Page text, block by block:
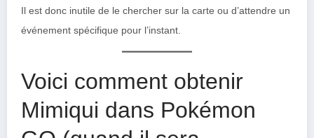
Il est donc inutile de le chercher sur la carte ou d’attendre un
événement spécifique pour l’instant.
Voici comment obtenir
Mimiqui dans Pokémon